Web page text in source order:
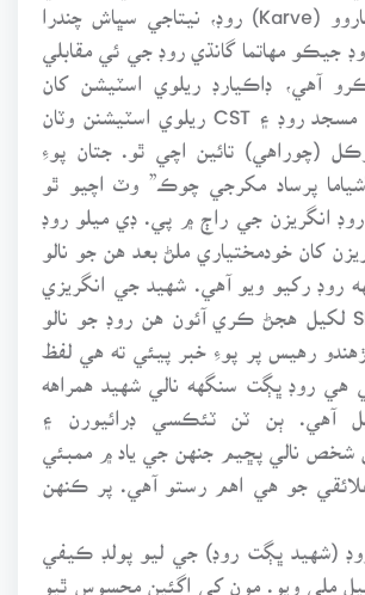
روڊ، مهارشي ڪاروو (Karve) روڊ، نيتاجي سڀاش چندرا
جيڪو مهاتما گانڌي روڊ جي ئي مقابلي
آهي، ڊاڪيارڊ ريلوي اسٽيشن کان
شروع ٿئي ٿو ۽ مسجد روڊ ۽ CST ريلوي اسٽيشنن وٽان
(چوراهي) تائين اچي ٿو. جتان پوءِ
پرساد مکرجي چوڪ” وٽ اچيو ٿو
انگريزن جي راڄ ۾ پي. ڊي ميلو روڊ
کان خودمختياري ملڻ بعد هن جو نالو
روڊ رکيو ويو آهي. شهيد جي انگريزي
اسپيلنگ Shahid لکيل هجڻ ڪري آئون هن روڊ جو نالو
رهيس پر پوءِ خبر پيئي ته هي لفظ
هي روڊ ڀڳت سنگهه نالي شهيد همراهه
آهي. ٻن ٽن ٽئڪسي ڊرائيورن ۽
شخص نالي پڇيم جنهن جي ياد ۾ ممبئي
جو هي اهم رستو آهي. پر ڪنهن
(شهيد ڀڳت روڊ) جي ليو پولڊ ڪيفي
ويو. مون کي اڳئين محسوس ٿيو